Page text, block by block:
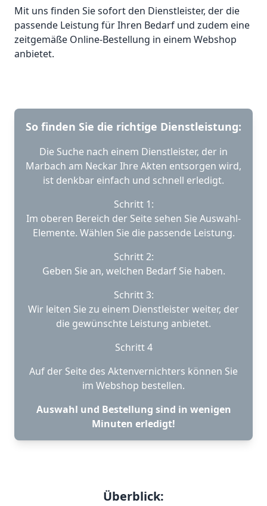
Mit uns finden Sie sofort den Dienstleister, der die
passende Leistung für Ihren Bedarf und zudem eine
zeitgemäße Online-Bestellung in einem Webshop
anbietet.
So finden Sie die richtige Dienstleistung:
Die Suche nach einem Dienstleister, der in
Marbach am Neckar Ihre Akten entsorgen wird,
ist denkbar einfach und schnell erledigt.
Schritt 1:
Im oberen Bereich der Seite sehen Sie Auswahl-
Elemente. Wählen Sie die passende Leistung.
Schritt 2:
Geben Sie an, welchen Bedarf Sie haben.
Schritt 3:
Wir leiten Sie zu einem Dienstleister weiter, der
die gewünschte Leistung anbietet.
Schritt 4
Auf der Seite des Aktenvernichters können Sie
im Webshop bestellen.
Auswahl und Bestellung sind in wenigen
Minuten erledigt!
Überblick: